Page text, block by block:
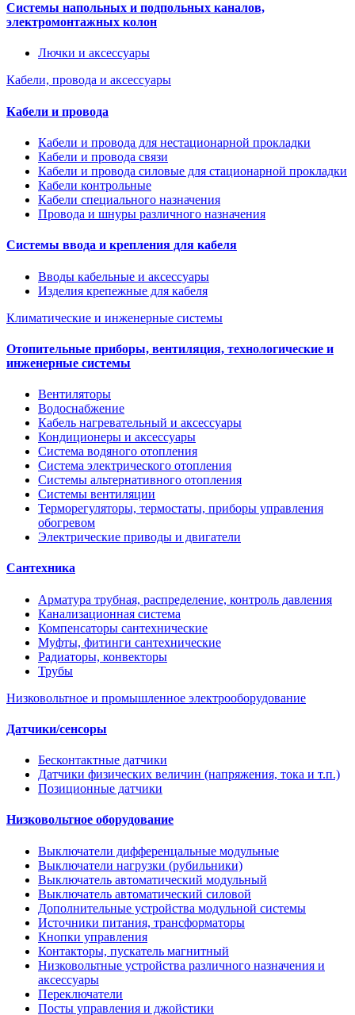
Системы напольных и подпольных каналов,
электромонтажных колон
Лючки и аксессуары
Кабели, провода и аксессуары
Кабели и провода
Кабели и провода для нестационарной прокладки
Кабели и провода связи
Кабели и провода силовые для стационарной прокладки
Кабели контрольные
Кабели специального назначения
Провода и шнуры различного назначения
Системы ввода и крепления для кабеля
Вводы кабельные и аксессуары
Изделия крепежные для кабеля
Климатические и инженерные системы
Отопительные приборы, вентиляция, технологические и
инженерные системы
Вентиляторы
Водоснабжение
Кабель нагревательный и аксессуары
Кондиционеры и аксессуары
Система водяного отопления
Система электрического отопления
Системы альтернативного отопления
Системы вентиляции
Терморегуляторы, термостаты, приборы управления
обогревом
Электрические приводы и двигатели
Сантехника
Арматура трубная, распределение, контроль давления
Канализационная система
Компенсаторы сантехнические
Муфты, фитинги сантехнические
Радиаторы, конвекторы
Трубы
Низковольтное и промышленное электрооборудование
Датчики/сенсоры
Бесконтактные датчики
Датчики физических величин (напряжения, тока и т.п.)
Позиционные датчики
Низковольтное оборудование
Выключатели дифференцальные модульные
Выключатели нагрузки (рубильники)
Выключатель автоматический модульный
Выключатель автоматический силовой
Дополнительные устройства модульной системы
Источники питания, трансформаторы
Кнопки управления
Контакторы, пускатель магнитный
Низковольтные устройства различного назначения и
аксессуары
Переключатели
Посты управления и джойстики